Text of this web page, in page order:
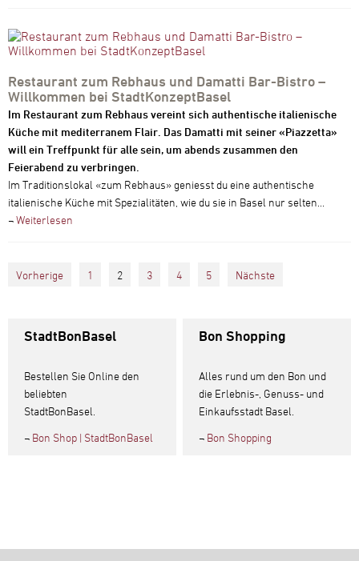
Restaurant zum Rebhaus und Damatti Bar-Bistro –
Willkommen bei StadtKonzeptBasel
Im Restaurant zum Rebhaus vereint sich authentische italienische
Küche mit mediterranem Flair. Das Damatti mit seiner «Piazzetta»
will ein Treffpunkt für alle sein, um abends zusammen den
Feierabend zu verbringen.
Im Traditionslokal «zum Rebhaus» geniesst du eine authentische
italienische Küche mit Spezialitäten, wie du sie in Basel nur selten...
¬Weiterlesen
Vorherige 1 2 3 4 5 Nächste
StadtBonBasel
Bestellen Sie Online den
beliebten
StadtBonBasel.
¬ Bon Shop | StadtBonBasel
Bon Shopping
Alles rund um den Bon und
die Erlebnis-, Genuss- und
Einkaufsstadt Basel.
¬ Bon Shopping